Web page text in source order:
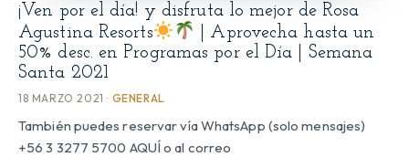
¡Ven por el día! y disfruta lo mejor de Rosa
Agustina Resorts
| Aprovecha hasta un
50% desc. en Programas por el Día | Semana
Santa 2021
18 MARZO 2021 · GENERAL
También puedes reservar vía WhatsApp (solo mensajes)
+56 3 3277 5700 AQUÍ o al correo